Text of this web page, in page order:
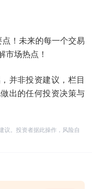
！未来的每一个交易
市场热点！
并非投资建议，栏目
出的任何投资决策与
议。投资者据此操作，风险自